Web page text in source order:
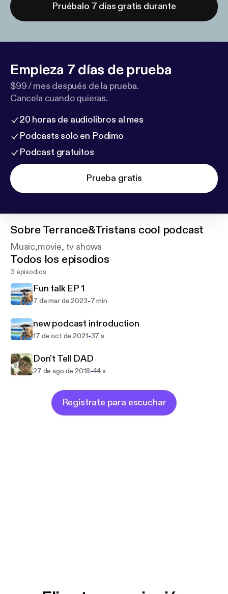
Pruébalo 7 días gratis durante
Empieza 7 días de prueba
$99 / mes después de la prueba.
Cancela cuando quieras.
20 horas de audiolibros al mes
Podcasts solo en Podimo
Podcast gratuitos
Prueba gratis
SobreTerrance&Tristans cool podcast
Music,movie, tv shows
Todos los episodios
3 episodios
Fun talk EP 1
7 de mar de 2023-7 min
new podcast introduction
17 de oct de 2021-37 s
Don't Tell DAD
27 de ago de 2018-44 s
Regístrate para escuchar